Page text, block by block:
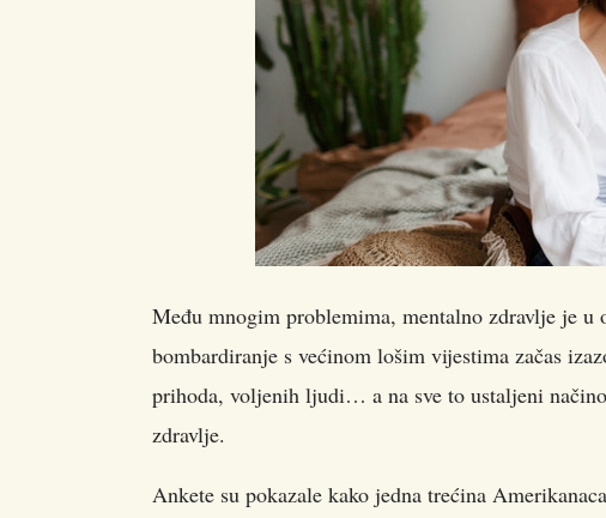
Među mnogim problemima, mentalno zdravlje je
bombardiranje s većinom lošim vijestima začas
prihoda, voljenih ljudi… a na sve to ustaljeni
zdravlje.
Ankete su pokazale kako jedna trećina